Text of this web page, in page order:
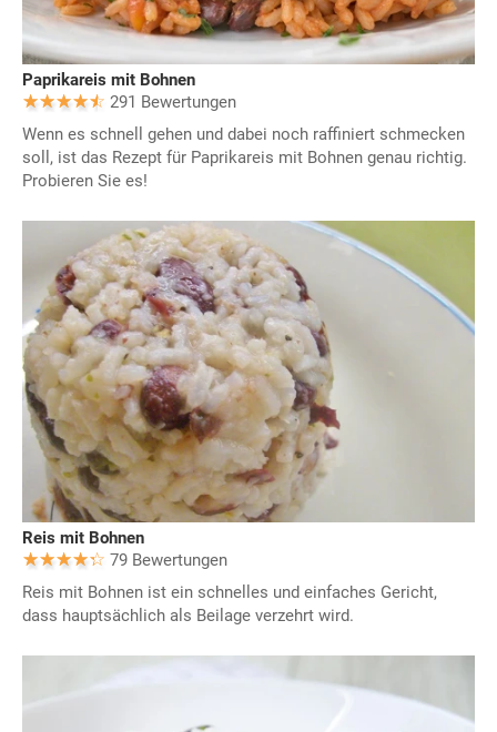
Paprikareis mit Bohnen
291 Bewertungen
Wenn es schnell gehen und dabei noch raffiniert schmecken
soll, ist das Rezept für Paprikareis mit Bohnen genau richtig.
Probieren Sie es!
Reis mit Bohnen
79 Bewertungen
Reis mit Bohnen ist ein schnelles und einfaches Gericht,
dass hauptsächlich als Beilage verzehrt wird.